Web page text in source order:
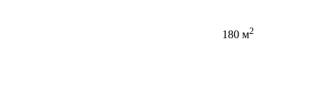
180 м2